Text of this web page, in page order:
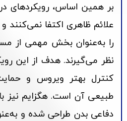
بر همین اساس، رویکردهای
علائم ظاهری اکتفا
را به‌عنوان بخش مهمی از
نظر می‌گیرند. هدف از این
کنترل بهتر ویروس و
طبیعی آن است. هگزایم نیز
دفاعی بدن طراحی شده و